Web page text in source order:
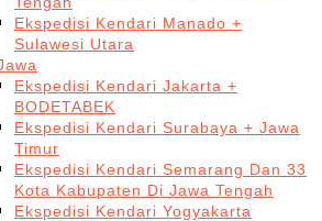
Ekspedisi Kendari Manado +
Sulawesi Utara
Ekspedisi Kendari Jakarta +
BODETABEK
Ekspedisi Kendari Surabaya + Jawa
Timur
Ekspedisi Kendari Semarang Dan 33
Kota Kabupaten Di Jawa Tengah
Ekspedisi Kendari Yogyakarta